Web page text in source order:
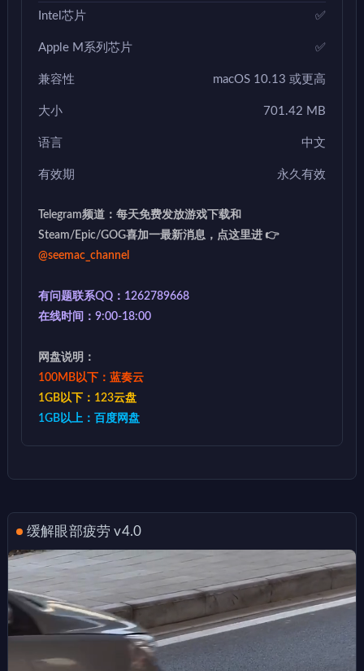
Intel芯片 ✅
Apple M系列芯片 ✅
兼容性 macOS 10.13 或更高
大小 701.42 MB
语言 中文
有效期 永久有效
Telegram频道：每天免费发放游戏下载和
Steam/Epic/GOG喜加一最新消息，点这里进 👉
@seemac_channel
有问题联系QQ：1262789668
在线时间：9:00-18:00
网盘说明：
100MB以下：蓝奏云
1GB以下：123云盘
1GB以上：百度网盘
缓解眼部疲劳 v4.0